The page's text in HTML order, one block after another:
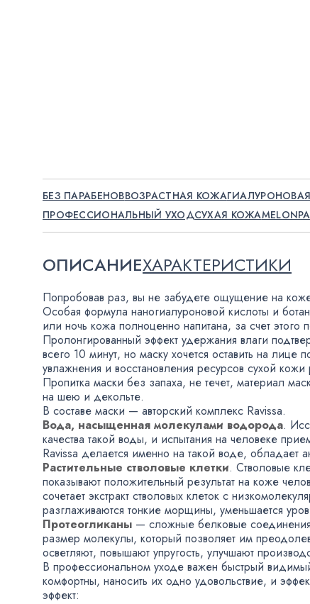
БЕЗ ПАРАБЕНОВВОЗРАСТНАЯ КОЖА
ПРОФЕССИОНАЛЬНЫЙ УХОДСУХАЯ КОЖА
ОПИСАНИЕХАРАКТЕРИСТИКИ
Попробовав раз, вы не забудете ощущение на коже
Особая формула наногиалуроновой кислоты и
или ночь кожа полноценно напитана, за счет этого
Пролонгированный эффект удержания влаги
всего 10 минут, но маску хочется оставить на лице
увлажнения и восстановления ресурсов сухой
Пропитка маски без запаха, не течет, материал
на шею и декольте.
В составе маски — авторский комплекс Ravissa.
Вода, насыщенная молекулами водорода.
качества такой воды, и испытания на человеке
Ravissa делается именно на такой воде, обладает
Растительные стволовые клетки. Стволовые
показывают положительный результат на коже
сочетает экстракт стволовых клеток с
разглаживаются тонкие морщины, уменьшается
Протеогликаны — сложные белковые соединения
размер молекулы, который позволяет им
осветляют, повышают упругость, улучшают
В профессиональном уходе важен быстрый
комфортны, наносить их одно удовольствие, и
эффект: